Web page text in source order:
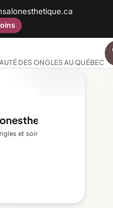
DES ONGLES AU QUÉBEC
et soins du visage